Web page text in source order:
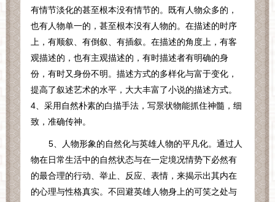
有情节淡化的甚至根本没有情节的。既有人物众多的，
也有人物单一的，甚至根本没有人物的。在描述的时序
上，有顺叙、有倒叙、有插叙。在描述的角度上，有客
观描述的，也有主观描述的，有时描述者有明确的身
份，有时又身份不明。描述方式的多样化与富于变化，
提高了叙述艺术的水平，大大丰富了小说的描述方式。
4 、采用自然朴素的白描手法，写景状物能抓住神髓，细
致，准确传神。
5 、人物形象的自然化与英雄人物的平凡化。通过人
物在日常生活中的自然状态与在一定境况情势下必然有
的最合理的行动、举止、反应、表情，来揭示出其内在
的心理与性格真实。不回避英雄人物身上的可笑之处与